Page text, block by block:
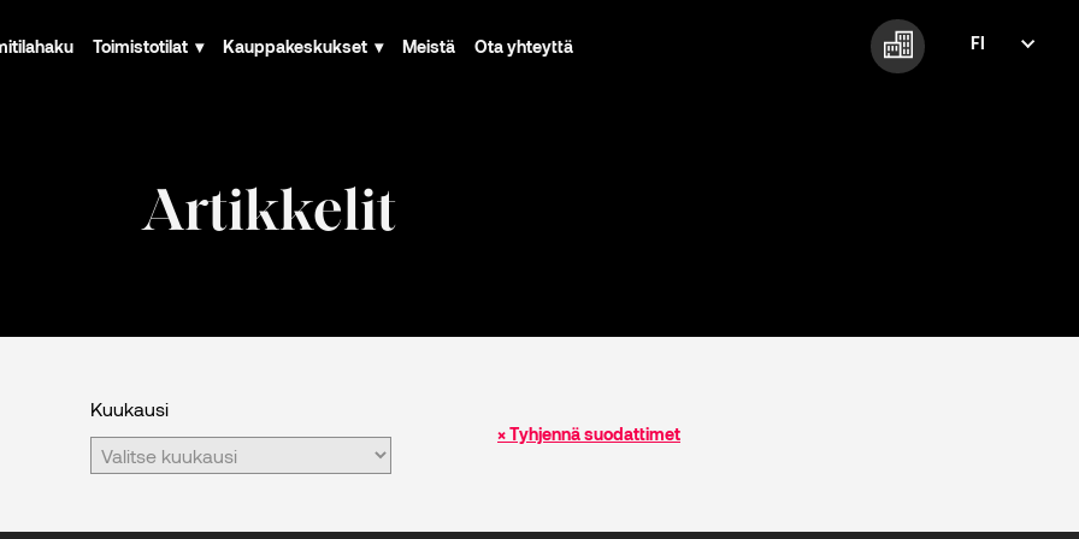
Toimistotilat Kauppakeskukset Meistä Ota yhteyttä
FI
Artikkelit
Kuukausi
× Tyhjennä suodattimet